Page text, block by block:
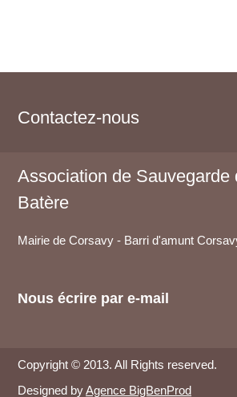
Contactez-nous
Association de Sauvegarde
Batère
Mairie de Corsavy - Barri d'amunt
Nous écrire par e-mail
Copyright © 2013. All Rights reserved.
Designed byAgence BigBenProd